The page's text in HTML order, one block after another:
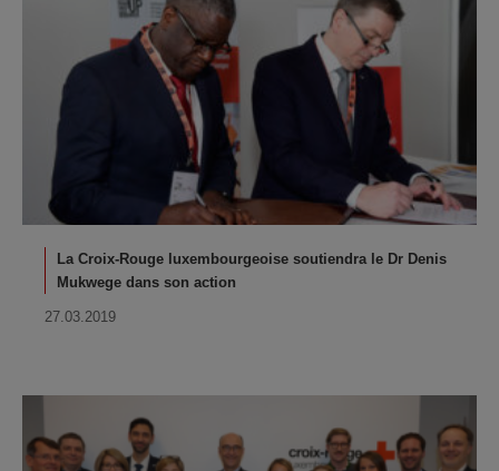
La Croix-Rouge luxembourgeoise soutiendra le Dr Denis
Mukwege dans son action
27.03.2019